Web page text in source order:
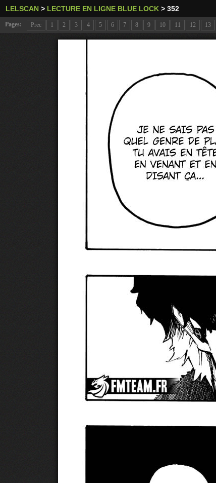
LELSCAN > LECTURE EN LIGNE BLUE LOCK > 352
Pages: Prec 1 2 3 4 5 6 7 8 9 10 11 12 13